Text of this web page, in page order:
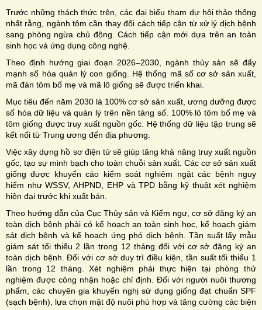
Trước những thách thức trên, các đại biểu tham dự hội thảo thống
nhất rằng, ngành tôm cần thay đổi cách tiếp cận từ xử lý dịch bệnh
sang phòng ngừa chủ động. Cách tiếp cận mới dựa trên an toàn
sinh học và ứng dụng công nghệ.
Theo định hướng giai đoạn 2026–2030, ngành thủy sản sẽ đẩy
mạnh số hóa quản lý con giống. Hệ thống mã số cơ sở sản xuất,
mã đàn tôm bố mẹ và mã lô giống sẽ được triển khai.
Mục tiêu đến năm 2030 là 100% cơ sở sản xuất, ương dưỡng được
số hóa dữ liệu và quản lý trên nền tảng số. 100% lô tôm bố mẹ và
tôm giống được truy xuất nguồn gốc. Hệ thống dữ liệu tập trung sẽ
kết nối từ Trung ương đến địa phương.
Việc xây dựng hồ sơ điện tử sẽ giúp tăng khả năng truy xuất nguồn
gốc, tạo sự minh bạch cho toàn chuỗi sản xuất. Các cơ sở sản xuất
giống được khuyến cáo kiểm soát nghiêm ngặt các bệnh nguy
hiểm như WSSV, AHPND, EHP và TPD bằng kỹ thuật xét nghiệm
hiện đại trước khi xuất bán.
Theo hướng dẫn của Cục Thủy sản và Kiểm ngư, cơ sở đăng ký an
toàn dịch bệnh phải có kế hoạch an toàn sinh học, kế hoạch giám
sát dịch bệnh và kế hoạch ứng phó dịch bệnh. Tần suất lấy mẫu
giám sát tối thiểu 2 lần trong 12 tháng đối với cơ sở đăng ký an
toàn dịch bệnh. Đối với cơ sở duy trì điều kiện, tần suất tối thiểu 1
lần trong 12 tháng. Xét nghiệm phải thực hiện tại phòng thử
nghiệm được công nhận hoặc chỉ định. Đối với người nuôi thương
phẩm, các chuyên gia khuyến nghị sử dụng giống đạt chuẩn SPF
(sạch bệnh), lựa chọn mật độ nuôi phù hợp và tăng cường các biện